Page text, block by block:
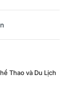
Thao và Du Lịch